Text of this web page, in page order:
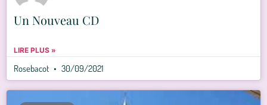
Un Nouveau CD
LIRE PLUS »
Rosebacot 30/09/2021